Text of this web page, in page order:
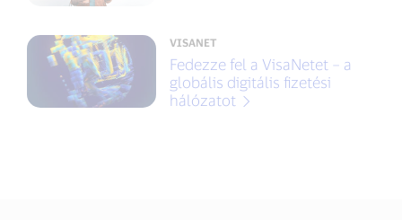
VISANET
Fedezze fel a VisaNetet – a
globális digitális fizetési
hálózatot